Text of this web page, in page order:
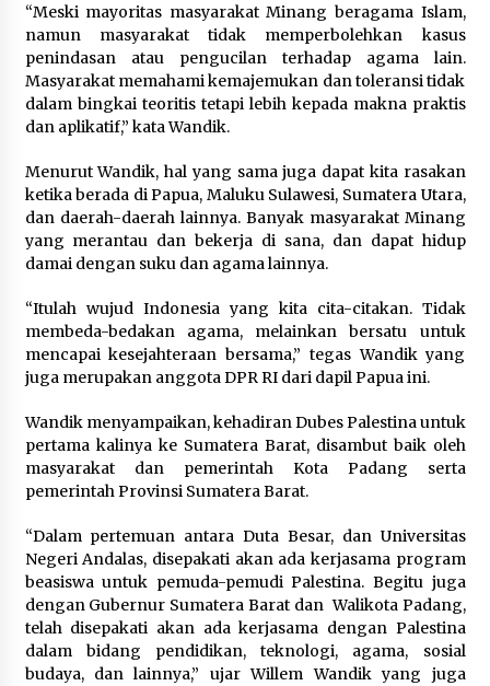
“Meski mayoritas masyarakat Minang beragama Islam,
namun masyarakat tidak memperbolehkan kasus
penindasan atau pengucilan terhadap agama lain.
Masyarakat memahami kemajemukan dan toleransi tidak
dalam bingkai teoritis tetapi lebih kepada makna praktis
dan aplikatif,” kata Wandik.
Menurut Wandik, hal yang sama juga dapat kita rasakan
ketika berada di Papua, Maluku Sulawesi, Sumatera Utara,
dan daerah-daerah lainnya. Banyak masyarakat Minang
yang merantau dan bekerja di sana, dan dapat hidup
damai dengan suku dan agama lainnya.
“Itulah wujud Indonesia yang kita cita-citakan. Tidak
membeda-bedakan agama, melainkan bersatu untuk
mencapai kesejahteraan bersama,” tegas Wandik yang
juga merupakan anggota DPR RI dari dapil Papua ini.
Wandik menyampaikan, kehadiran Dubes Palestina untuk
pertama kalinya ke Sumatera Barat, disambut baik oleh
masyarakat dan pemerintah Kota Padang serta
pemerintah Provinsi Sumatera Barat.
“Dalam pertemuan antara Duta Besar, dan Universitas
Negeri Andalas, disepakati akan ada kerjasama program
beasiswa untuk pemuda-pemudi Palestina. Begitu juga
dengan Gubernur Sumatera Barat dan Walikota Padang,
telah disepakati akan ada kerjasama dengan Palestina
dalam bidang pendidikan, teknologi, agama, sosial
budaya, dan lainnya,” ujar Willem Wandik yang juga